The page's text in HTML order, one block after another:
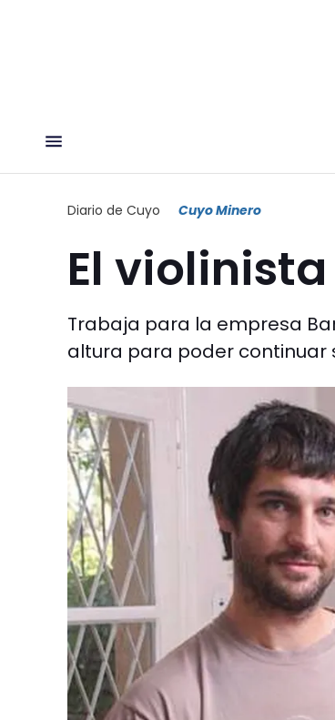
Diario de Cuyo Cuyo Minero
El
Trabaja para la empresa
altura para poder continuar